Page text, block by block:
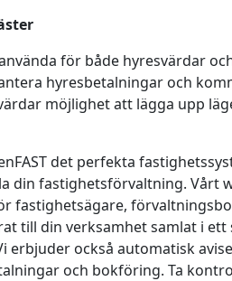
för både hyresvärdar
hyresbetalningar och
möjlighet att lägga upp
det perfekta
din fastighetsförvaltning. Vårt
fastighetsägare,
till din verksamhet samlat i
erbjuder också automatisk
och bokföring. Ta